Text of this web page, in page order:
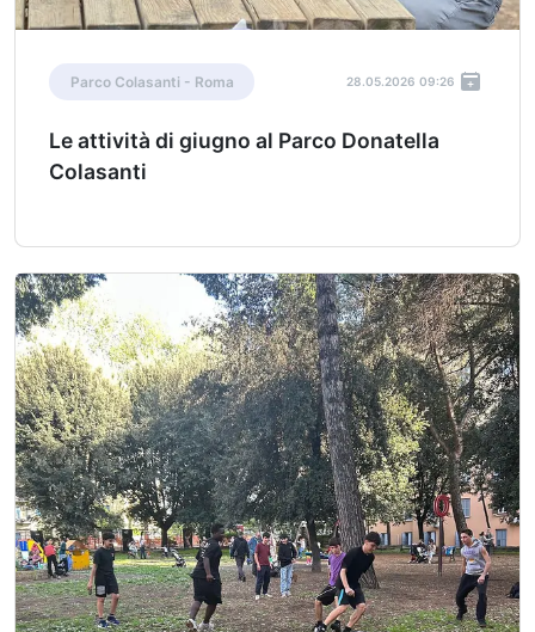
Parco Colasanti - Roma 28.05.2026 09:26
Le attività di giugno al Parco Donatella
Colasanti